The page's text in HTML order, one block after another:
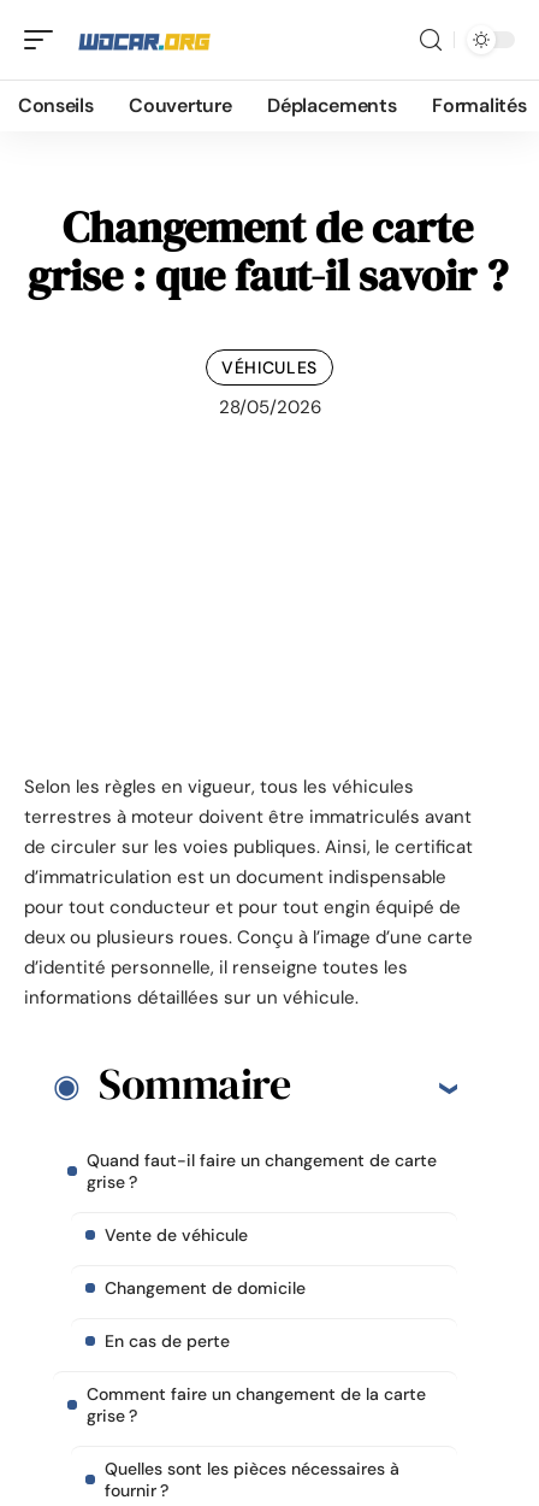
Conseils Couverture Déplacements Formalités
Changement de carte
grise : que faut-il savoir ?
VÉHICULES
28/05/2026
Selon les règles en vigueur, tous les véhicules
terrestres à moteur doivent être immatriculés avant
de circuler sur les voies publiques. Ainsi, le certificat
d’immatriculation est un document indispensable
pour tout conducteur et pour tout engin équipé de
deux ou plusieurs roues. Conçu à l’image d’une carte
d’identité personnelle, il renseigne toutes les
informations détaillées sur un véhicule.
Sommaire
Quand faut-il faire un changement de carte
grise ?
Vente de véhicule
Changement de domicile
En cas de perte
Comment faire un changement de la carte
grise ?
Quelles sont les pièces nécessaires à
fournir ?